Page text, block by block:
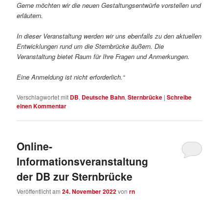
Gerne möchten wir die neuen Gestaltungsentwürfe vorstellen und
erläutern.
In dieser Veranstaltung werden wir uns ebenfalls zu den aktuellen
Entwicklungen rund um die Sternbrücke äußern. Die
Veranstaltung bietet Raum für Ihre Fragen und Anmerkungen.
Eine Anmeldung ist nicht erforderlich.“
Verschlagwortet mit DB, Deutsche Bahn,Sternbrücke |Schreibe
einen Kommentar
Online-
Informationsveranstaltung
der DB zur Sternbrücke
Veröffentlicht am24. November 2022vonrn